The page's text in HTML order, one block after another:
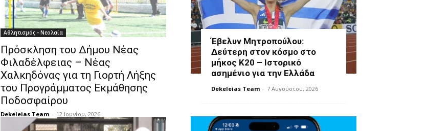
Αθλητισμός - Νεολαία
Πρόσκληση του Δήμου Νέας
Φιλαδέλφειας – Νέας
Χαλκηδόνας για τη Γιορτή Λήξης
του Προγράμματος Εκμάθησης
Ποδοσφαίρου
Dekeleias Team - 12 Ιουνίου, 2026
Έβελυν Μητροπούλου:
Δεύτερη στον κόσμο στο
μήκος Κ20 – Ιστορικό
ασημένιο για την Ελλάδα
Dekeleias Team - 7 Αυγούστου, 2026